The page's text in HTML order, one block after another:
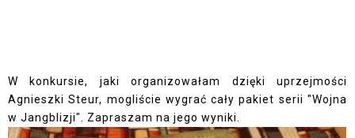
W konkursie, jaki organizowałam dzięki uprzejmości
Agnieszki Steur, mogliście wygrać cały pakiet serii "Wojna
w Jangblizji". Zapraszam na jego wyniki.